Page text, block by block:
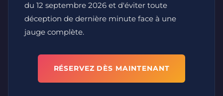
du 12 septembre 2026 et d'éviter toute
déception de dernière minute face à une
jauge complète.
RÉSERVEZ DÈS MAINTENANT